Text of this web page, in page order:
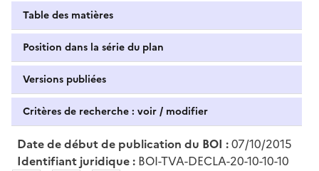
Table des matières
Position dans la série du plan
Versions publiées
Critères de recherche : voir / modifier
Date de début de publication du BOI :07/10/2015
Identifiant juridique : BOI-TVA-DECLA-20-10-10-10